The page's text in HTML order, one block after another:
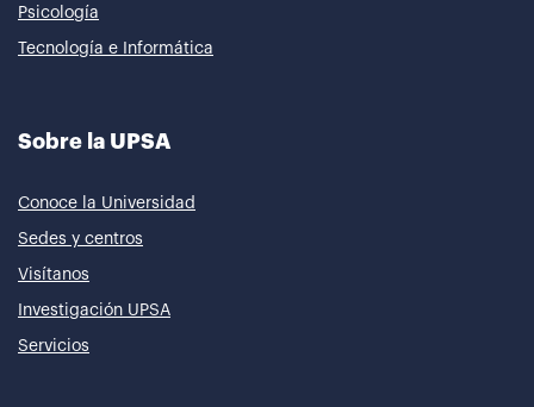
Psicología
Tecnología e Informática
Sobre la UPSA
Conoce la Universidad
Sedes y centros
Visítanos
Investigación UPSA
Servicios